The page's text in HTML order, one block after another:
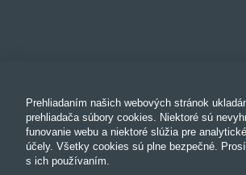
Prehliadaním našich webových stránok
prehliadača súbory cookies. Niektoré sú
funovanie webu a niektoré slúžia pre
účely. Všetky cookies sú plne bezpečné.
s ich používaním.